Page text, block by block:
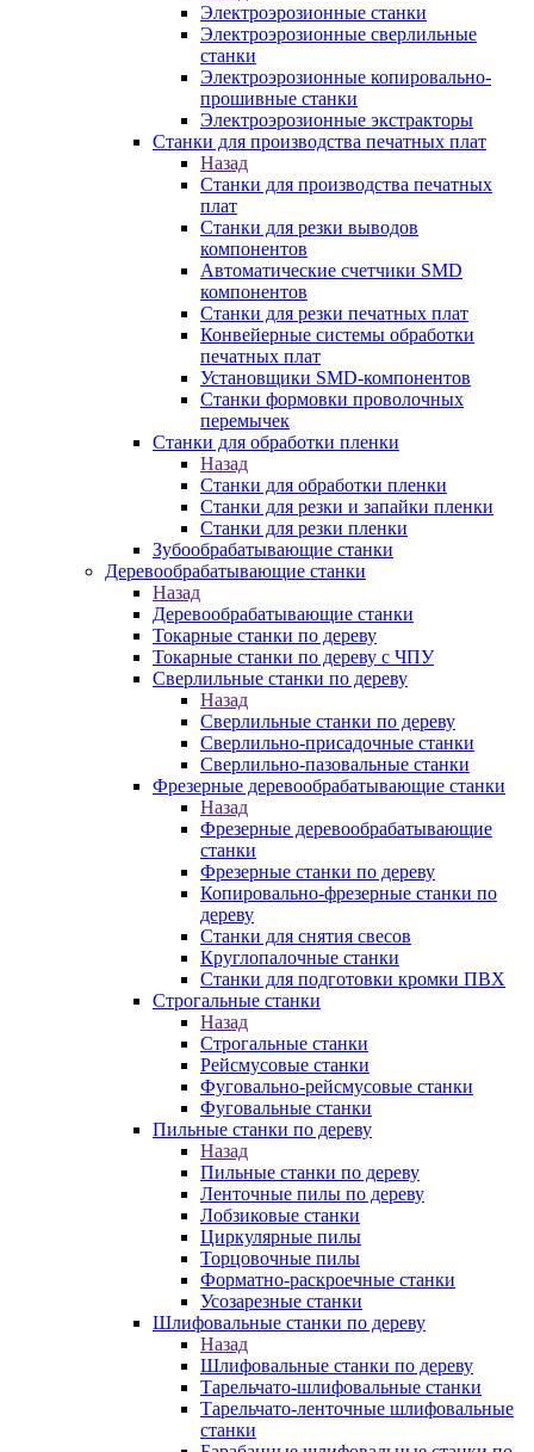
Электроэрозионные станки
Электроэрозионные сверлильные
станки
Электроэрозионные копировально-
прошивные станки
Электроэрозионные экстракторы
Станки для производства печатных плат
Назад
Станки для производства печатных
плат
Станки для резки выводов
компонентов
Автоматические счетчики SMD
компонентов
Станки для резки печатных плат
Конвейерные системы обработки
печатных плат
Установщики SMD-компонентов
Станки формовки проволочных
перемычек
Станки для обработки пленки
Назад
Станки для обработки пленки
Станки для резки и запайки пленки
Станки для резки пленки
Зубообрабатывающие станки
Деревообрабатывающие станки
Назад
Деревообрабатывающие станки
Токарные станки по дереву
Токарные станки по дереву с ЧПУ
Сверлильные станки по дереву
Назад
Сверлильные станки по дереву
Сверлильно-присадочные станки
Сверлильно-пазовальные станки
Фрезерные деревообрабатывающие станки
Назад
Фрезерные деревообрабатывающие
станки
Фрезерные станки по дереву
Копировально-фрезерные станки по
дереву
Станки для снятия свесов
Круглопалочные станки
Станки для подготовки кромки ПВХ
Строгальные станки
Назад
Строгальные станки
Рейсмусовые станки
Фуговально-рейсмусовые станки
Фуговальные станки
Пильные станки по дереву
Назад
Пильные станки по дереву
Ленточные пилы по дереву
Лобзиковые станки
Циркулярные пилы
Торцовочные пилы
Форматно-раскроечные станки
Усозарезные станки
Шлифовальные станки по дереву
Назад
Шлифовальные станки по дереву
Тарельчато-шлифовальные станки
Тарельчато-ленточные шлифовальные
станки